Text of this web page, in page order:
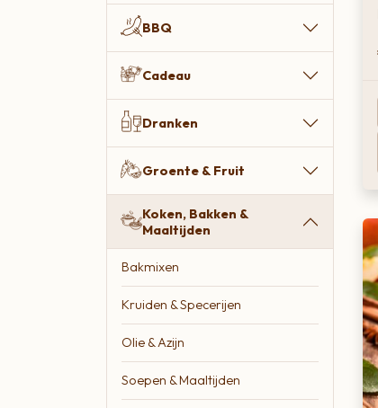
Groente & Fruit
Lifestyle
Snacks & Borrel
Vleespakketten
Zoetbeleg & Ontbijt
Zoete lekkernijen
BBQ
Cadeau
Dranken
Groente & Fruit
Koken, Bakken &
Maaltijden
Bakmixen
Kruiden & Specerijen
Olie & Azijn
Soepen & Maaltijden